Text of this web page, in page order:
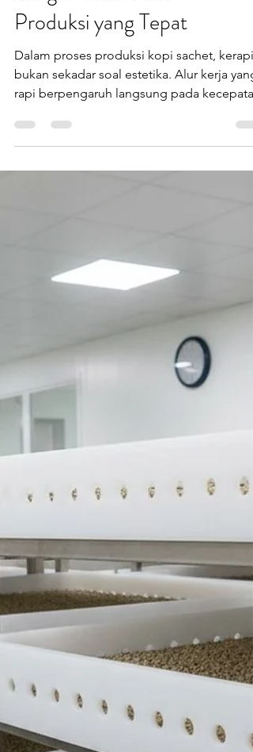
dengan Table Line
Produksi yang Tepat
Dalam proses produksi kopi sachet,
bukan sekadar soal estetika. Alur kerja yang
rapi berpengaruh langsung pada kecepatan
sebagai elemen sepele. Table line sortir
produksi kopi fiberglass. Masalah Umum di
Line Produksi Kopi Sachet